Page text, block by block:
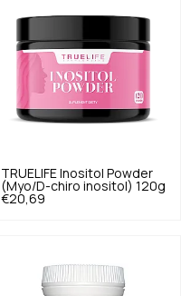
TRUELIFE Inositol Powder
(Myo/D-chiro inositol) 120g
€20,69